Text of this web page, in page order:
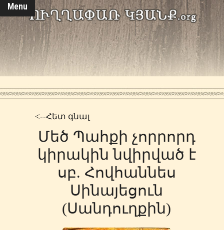
Menu
<--Հետ գնալ
Մեծ Պահքի չորրորդ
կիրակին նվիրված է
սբ. Հովհաննես
Սինայեցուն
(Սանդուղքին)